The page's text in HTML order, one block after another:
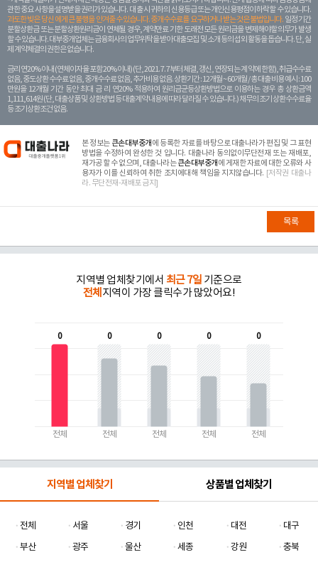
관한 중요 사항을 설명받을 권리가 있습니다. 대 출 시 귀하의 신용등급 또는 개인신용평점이 하락할 수 있습니다.
과도한 빚은 당신 에게 큰 불행을 안겨줄 수 있습니다. 중개수수료를 요구하거나 받는 것은 불법입니다. 일정 기간
분할상환금 또는 분할상환원리금이 연체될 경우, 계약만료 기한 도래전 모든 원리금을 변제해야할 의무가 발생
할 수 있습니다. 대부중개업체는 금융회사의 업무위탁을 받아 대출모집 및 소개 등의 섭외 활동을 돕습니다. 단, 실
제 계약체결의 권한은 없습니다.
금리 연20% 이내 (연체이자율 포함 20% 이내) (단, 2021. 7. 7부터 체결, 갱신, 연장되는 계 약에 한함), 취급수수료
없음, 중도상환 수수료 없음, 중개수수료 없음, 추가비용 없음. 상환기간 : 12개월 ~ 60개월 / 총 대출 비용 예시 : 100
만원을 12개월 기간 동안 최대 금 리 연20% 적용하여 원리금균등상환방법으로 이용하는 경우 총 상환금액
1,111,614원 (단, 대출상품 및 상환방법 등 대출계약 내용에 따라 달라질 수 있습니다.) 채무의 조기 상환수수료율
등 조기상환조건 없음.
본 정보는 큰손대부중개 에 등록한 자료를 바탕으로 대출나라가 편집 및 그 표현
방법을 수정하여 완성한 것 입니다. 대출나라 동의없이무단전재 또는 재배포,
재가공 할 수 없으며, 대출나라는큰손대부중개 에 게재한 자료에 대한 오류와 사
용자가 이를 신뢰하여 취한 조치에대해 책임을 지지않습니다. [저작권 대출나
라. 무단전재-재배포 금지]
목록
지역별 업체찾기에서 최근 7일 기준으로
전체 지역이 가장 클릭수가 많았어요!
0
전체
0
전체
0
전체
0
전체
0
전체
지역별 업체찾기 상품별 업체찾기
전체 서울 경기 인천 대전
대구
부산
광주 울산 세종 강원
충북